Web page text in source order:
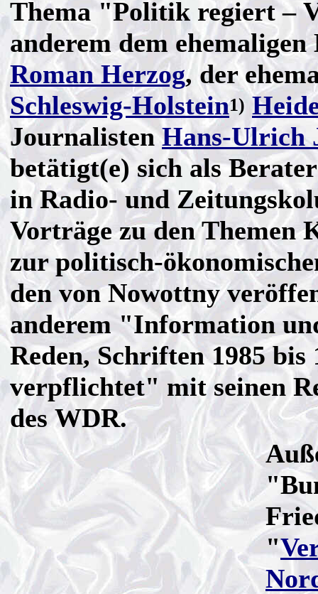
Thema "Politik regiert –
anderem dem
Roman Herzog, der
Schleswig-Holstein1)
JournalistenHans-Ulrich
betätigt(e) sich als
in Radio- und
Vorträge zu den Themen
zur politisch-
den von Nowottny
anderem "Information
Reden, Schriften 1985
verpflichtet" mit seinen
des WDR.
"